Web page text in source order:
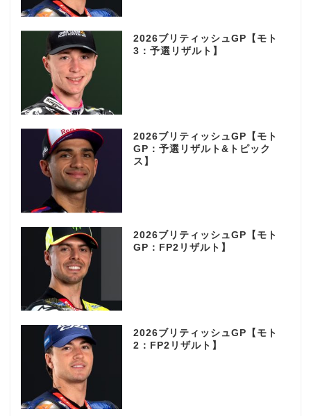
2026ブリティッシュGP【モト
3：予選リザルト】
2026ブリティッシュGP【モト
GP：予選リザルト&トピック
ス】
2026ブリティッシュGP【モト
GP：FP2リザルト】
2026ブリティッシュGP【モト
2：FP2リザルト】